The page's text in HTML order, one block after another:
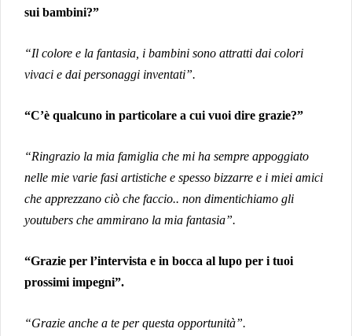
sui bambini?”
“Il colore e la fantasia, i bambini sono attratti dai colori
vivaci e dai personaggi inventati”.
“C’è qualcuno in particolare a cui vuoi dire grazie?”
“Ringrazio la mia famiglia che mi ha sempre appoggiato
nelle mie varie fasi artistiche e spesso bizzarre e i miei amici
che apprezzano ciò che faccio.. non dimentichiamo gli
youtubers che ammirano la mia fantasia”.
“Grazie per l’intervista e in bocca al lupo per i tuoi
prossimi impegni”.
“Grazie anche a te per questa opportunità”.